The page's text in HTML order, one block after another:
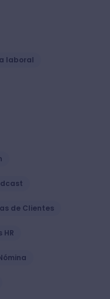
laboral
de Clientes
HR